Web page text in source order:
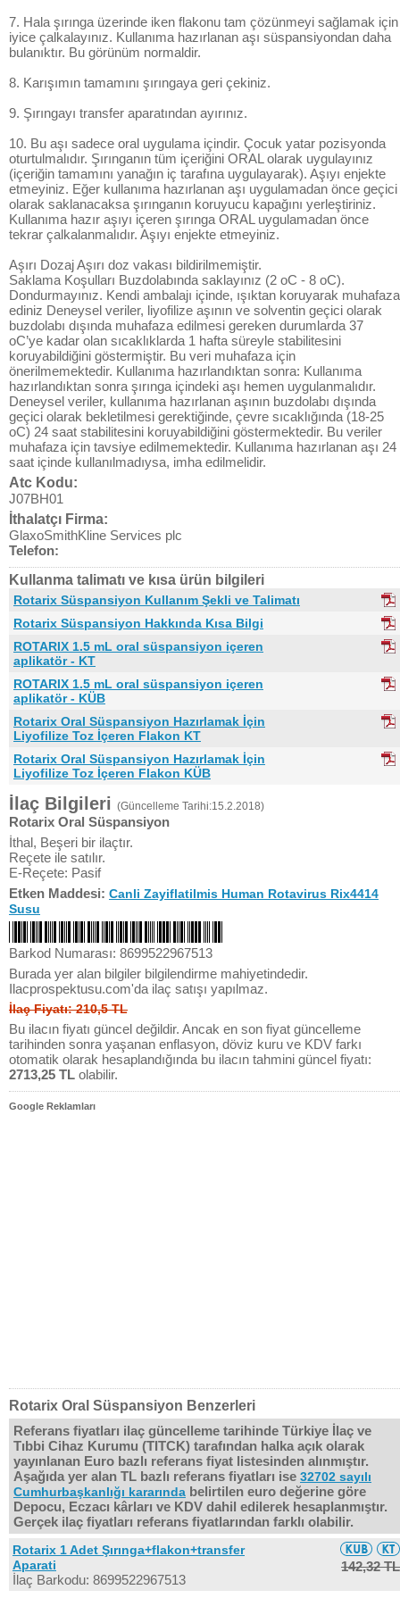
7. Hala şırınga üzerinde iken flakonu tam çözünmeyi sağlamak için
iyice çalkalayınız. Kullanıma hazırlanan aşı süspansiyondan daha
bulanıktır. Bu görünüm normaldir.
8. Karışımın tamamını şırıngaya geri çekiniz.
9. Şırıngayı transfer aparatından ayırınız.
10. Bu aşı sadece oral uygulama içindir. Çocuk yatar pozisyonda
oturtulmalıdır. Şırınganın tüm içeriğini ORAL olarak uygulayınız
(içeriğin tamamını yanağın iç tarafına uygulayarak). Aşıyı enjekte
etmeyiniz. Eğer kullanıma hazırlanan aşı uygulamadan önce geçici
olarak saklanacaksa şırınganın koruyucu kapağını yerleştiriniz.
Kullanıma hazır aşıyı içeren şırınga ORAL uygulamadan önce
tekrar çalkalanmalıdır. Aşıyı enjekte etmeyiniz.
Aşırı Dozaj Aşırı doz vakası bildirilmemiştir.
Saklama Koşulları Buzdolabında saklayınız (2 oC - 8 oC).
Dondurmayınız. Kendi ambalajı içinde, ışıktan koruyarak muhafaza
ediniz Deneysel veriler, liyofilize aşının ve solventin geçici olarak
buzdolabı dışında muhafaza edilmesi gereken durumlarda 37
oC’ye kadar olan sıcaklıklarda 1 hafta süreyle stabilitesini
koruyabildiğini göstermiştir. Bu veri muhafaza için
önerilmemektedir. Kullanıma hazırlandıktan sonra: Kullanıma
hazırlandıktan sonra şırınga içindeki aşı hemen uygulanmalıdır.
Deneysel veriler, kullanıma hazırlanan aşının buzdolabı dışında
geçici olarak bekletilmesi gerektiğinde, çevre sıcaklığında (18-25
oC) 24 saat stabilitesini koruyabildiğini göstermektedir. Bu veriler
muhafaza için tavsiye edilmemektedir. Kullanıma hazırlanan aşı 24
saat içinde kullanılmadıysa, imha edilmelidir.
Atc Kodu:
J07BH01
İthalatçı Firma:
GlaxoSmithKline Services plc
Telefon:
Kullanma talimatı ve kısa ürün bilgileri
Rotarix Süspansiyon Kullanım Şekli ve Talimatı
Rotarix Süspansiyon Hakkında Kısa Bilgi
ROTARIX 1.5 mL oral süspansiyon içeren
aplikatör - KT
ROTARIX 1.5 mL oral süspansiyon içeren
aplikatör - KÜB
Rotarix Oral Süspansiyon Hazırlamak İçin
Liyofilize Toz İçeren Flakon KT
Rotarix Oral Süspansiyon Hazırlamak İçin
Liyofilize Toz İçeren Flakon KÜB
İlaç Bilgileri (Güncelleme Tarihi:15.2.2018)
Rotarix Oral Süspansiyon
İthal, Beşeri bir ilaçtır.
Reçete ile satılır.
E-Reçete: Pasif
Etken Maddesi: Canli Zayiflatilmis Human Rotavirus Rix4414
Susu
Barkod Numarası: 8699522967513
Burada yer alan bilgiler bilgilendirme mahiyetindedir.
Ilacprospektusu.com'da ilaç satışı yapılmaz.
İlaç Fiyatı: 210,5 TL
Bu ilacın fiyatı güncel değildir. Ancak en son fiyat güncelleme
tarihinden sonra yaşanan enflasyon, döviz kuru ve KDV farkı
otomatik olarak hesaplandığında bu ilacın tahmini güncel fiyatı:
2713,25 TL olabilir.
Google Reklamları
Rotarix Oral Süspansiyon Benzerleri
Referans fiyatları ilaç güncelleme tarihinde Türkiye İlaç ve
Tıbbi Cihaz Kurumu (TITCK) tarafından halka açık olarak
yayınlanan Euro bazlı referans fiyat listesinden alınmıştır.
Aşağıda yer alan TL bazlı referans fiyatları ise 32702 sayılı
Cumhurbaşkanlığı kararında belirtilen euro değerine göre
Depocu, Eczacı kârları ve KDV dahil edilerek hesaplanmıştır.
Gerçek ilaç fiyatları referans fiyatlarından farklı olabilir.
Rotarix 1 Adet Şırınga+flakon+transfer
Aparati
İlaç Barkodu: 8699522967513
142,32 TL